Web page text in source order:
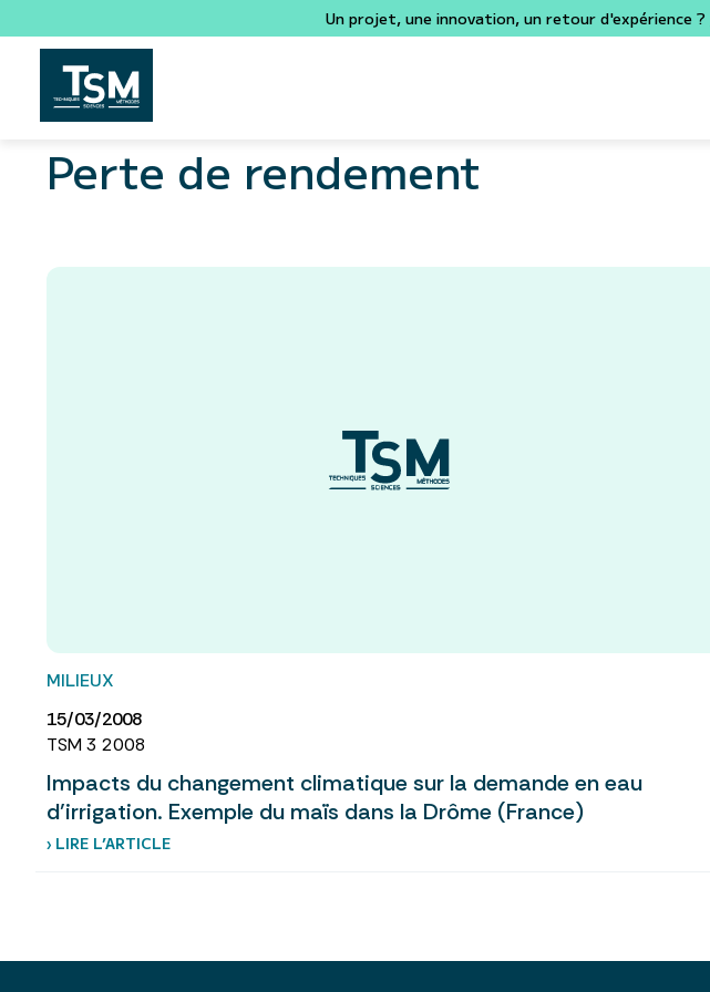
Un projet, une innovation, un retour d'expérience ?
Perte de rendement
MILIEUX
15/03/2008
TSM 3 2008
Impacts du changement climatique sur la demande en eau
d’irrigation. Exemple du maïs dans la Drôme (France)
› LIRE L’ARTICLE